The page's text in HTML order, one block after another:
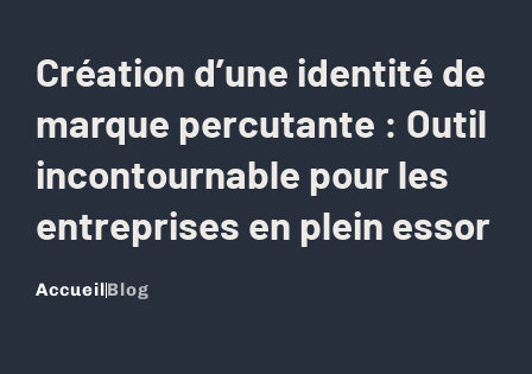
Création d’une identité de
marque percutante : Outil
incontournable pour les
entreprises en plein essor
AccueilBlog